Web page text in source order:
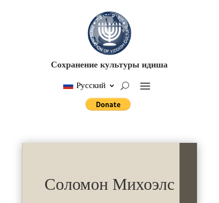
Сохранение культуры идиша
Русский
Соломон Михоэлс